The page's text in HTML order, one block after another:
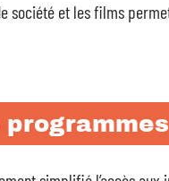
société et les films